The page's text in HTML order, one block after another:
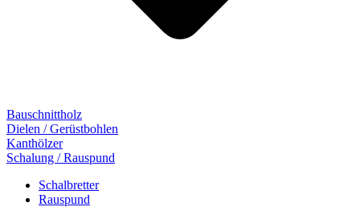
Bauschnittholz
Dielen / Gerüstbohlen
Kanthölzer
Schalung / Rauspund
Schalbretter
Rauspund